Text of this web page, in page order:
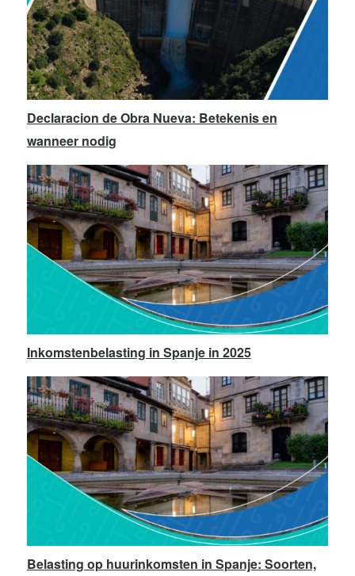
Declaracion de Obra Nueva: Betekenis en
wanneer nodig
Inkomstenbelasting in Spanje in 2025
Belasting op huurinkomsten in Spanje: Soorten,